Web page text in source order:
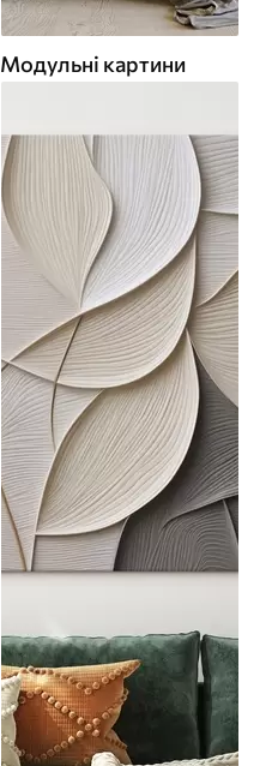
Модульні картини